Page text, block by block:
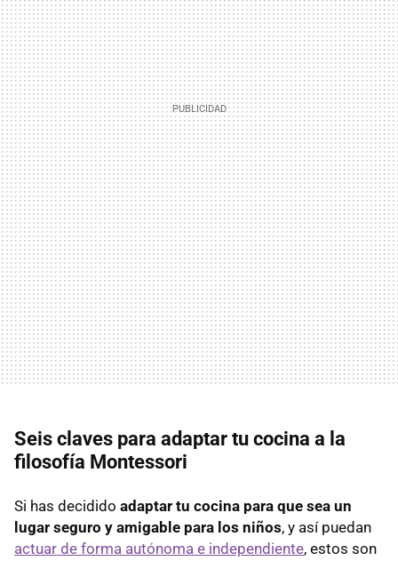
Seis claves para adaptar tu cocina a la
filosofía Montessori
Si has decidido adaptar tu cocina para que sea un
lugar seguro y amigable para los niños, y así puedan
actuar de forma autónoma e independiente, estos son